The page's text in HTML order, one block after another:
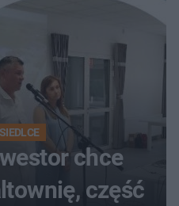
chce
część